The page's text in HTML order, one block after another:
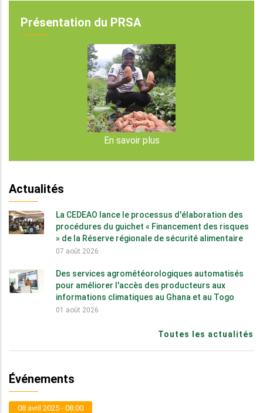
Présentation du PRSA
En savoir plus
Actualités
La CEDEAO lance le processus d'élaboration des
procédures du guichet « Financement des risques
» de la Réserve régionale de sécurité alimentaire
07 août 2026
Des services agrométéorologiques automatisés
pour améliorer l'accès des producteurs aux
informations climatiques au Ghana et au Togo
01 août 2026
Toutes les actualités
Événements
08 avril 2025 - 08:00